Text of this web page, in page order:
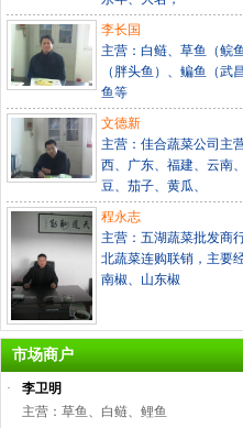
李长国
主营：白鲢、草鱼（鲩
（胖头鱼）、鳊鱼（武
鱼等
文德新
主营：佳合蔬菜公司主
西、广东、福建、云南
豆、茄子、黄瓜、
程永志
主营：五湖蔬菜批发商
北蔬菜连购联销，主要
南椒、山东椒
市场商户
·
李卫明
主营：草鱼、白鲢、鲤鱼